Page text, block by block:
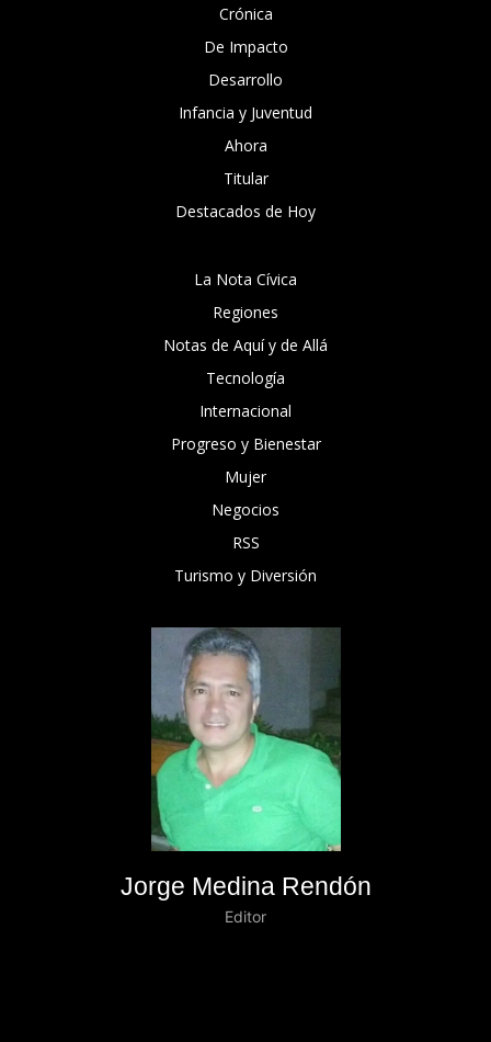
Crónica
De Impacto
Desarrollo
Infancia y Juventud
Ahora
Titular
Destacados de Hoy
La Nota Cívica
Regiones
Notas de Aquí y de Allá
Tecnología
Internacional
Progreso y Bienestar
Mujer
Negocios
RSS
Turismo y Diversión
Jorge Medina Rendón
Editor